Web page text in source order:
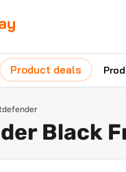
Product deals
Black